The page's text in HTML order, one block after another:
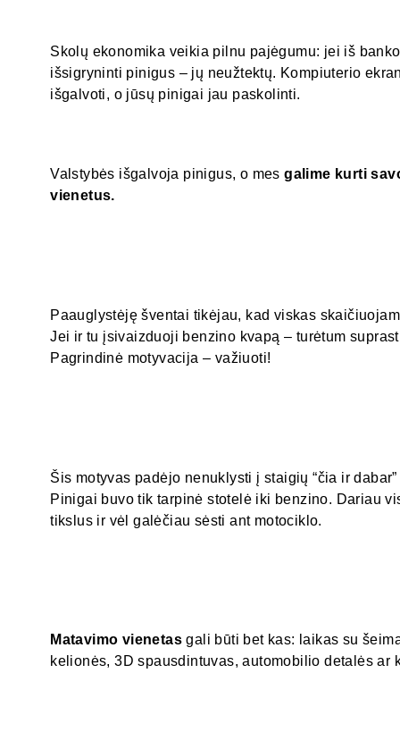
Skolų ekonomika veikia pilnu pajėgumu: jei iš
išsigryninti pinigus – jų neužtektų. Kompiuterio
išgalvoti, o jūsų pinigai jau paskolinti.
Valstybės išgalvoja pinigus, o mesgalime kurti
vienetus.
Paauglystėję šventai tikėjau, kad viskas
Jei ir tu įsivaizduoji benzino kvapą – turėtum
Pagrindinė motyvacija – važiuoti!
Šis motyvas padėjo nenuklysti į staigių “čia ir
Pinigai buvo tik tarpinė stotelė iki benzino. Dariau
tikslus ir vėl galėčiau sėsti ant motociklo.
Matavimo vienetas gali būti bet kas: laikas su
kelionės, 3D spausdintuvas, automobilio detalės ar